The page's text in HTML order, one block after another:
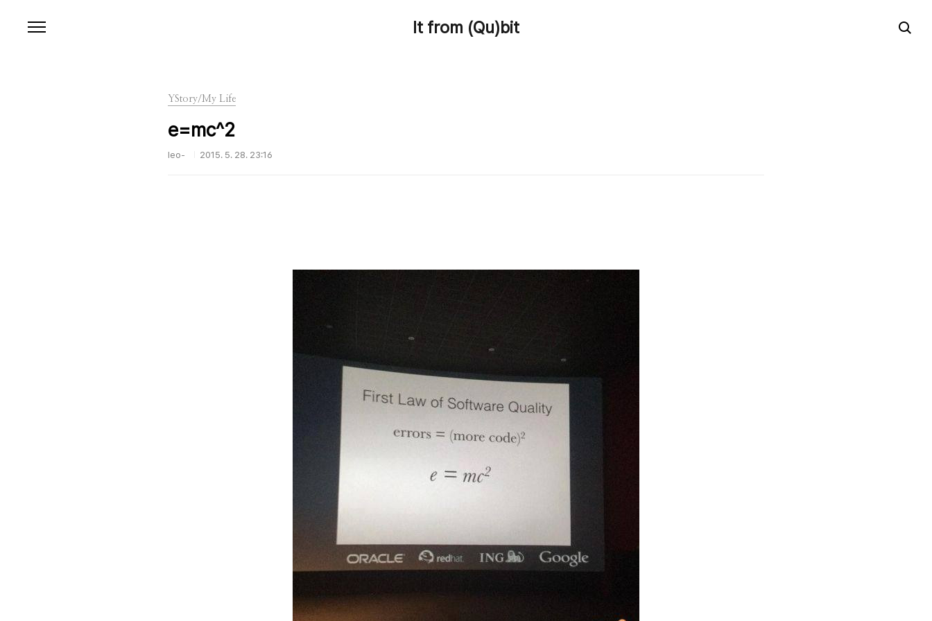
It from (Qu)bit
YStory/My Life
e=mc^2
leo- 2015. 5. 28. 23:16